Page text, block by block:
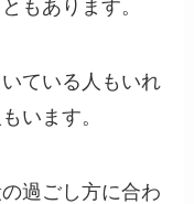
もあります。
ている人もいれ
います。
過ごし方に合わ